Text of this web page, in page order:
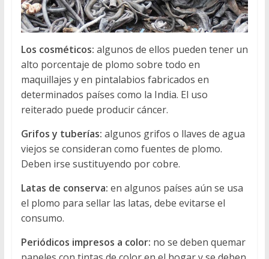
Los cosméticos: algunos de ellos pueden tener un
alto porcentaje de plomo sobre todo en
maquillajes y en pintalabios fabricados en
determinados países como la India. El uso
reiterado puede producir cáncer.
Grifos y tuberías: algunos grifos o llaves de agua
viejos se consideran como fuentes de plomo.
Deben irse sustituyendo por cobre.
Latas de conserva: en algunos países aún se usa
el plomo para sellar las latas, debe evitarse el
consumo.
Periódicos impresos a color: no se deben quemar